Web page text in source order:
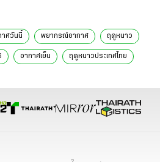
าศวันนี้ พยากรณ์อากาศ ฤดูหนาว
อากาศเย็น ฤดูหนาวประเทศไทย